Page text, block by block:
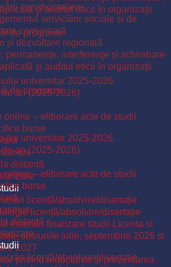
şi auditul eticii în organizaţii
de programe
universitar 2025-2026
an (2025-2026)
online – eliberare acte de studii
burse
distanță
licență/absolvire/disertație
licență/absolvire/disertație
examen finalizare studii Licenta si
sesiunile iulie, septembrie 2026 și
2027
privind redactarea și prezentarea
transfrontaliere
serviciilor sociale și de
comunitară
și dezvoltare regională
permanenţe, interferenţe şi schimbare
şi auditul eticii în organizaţii
de programe
universitar 2025-2026
an (2025-2026)
online – eliberare acte de studii
burse
distanță
licență/absolvire/disertație